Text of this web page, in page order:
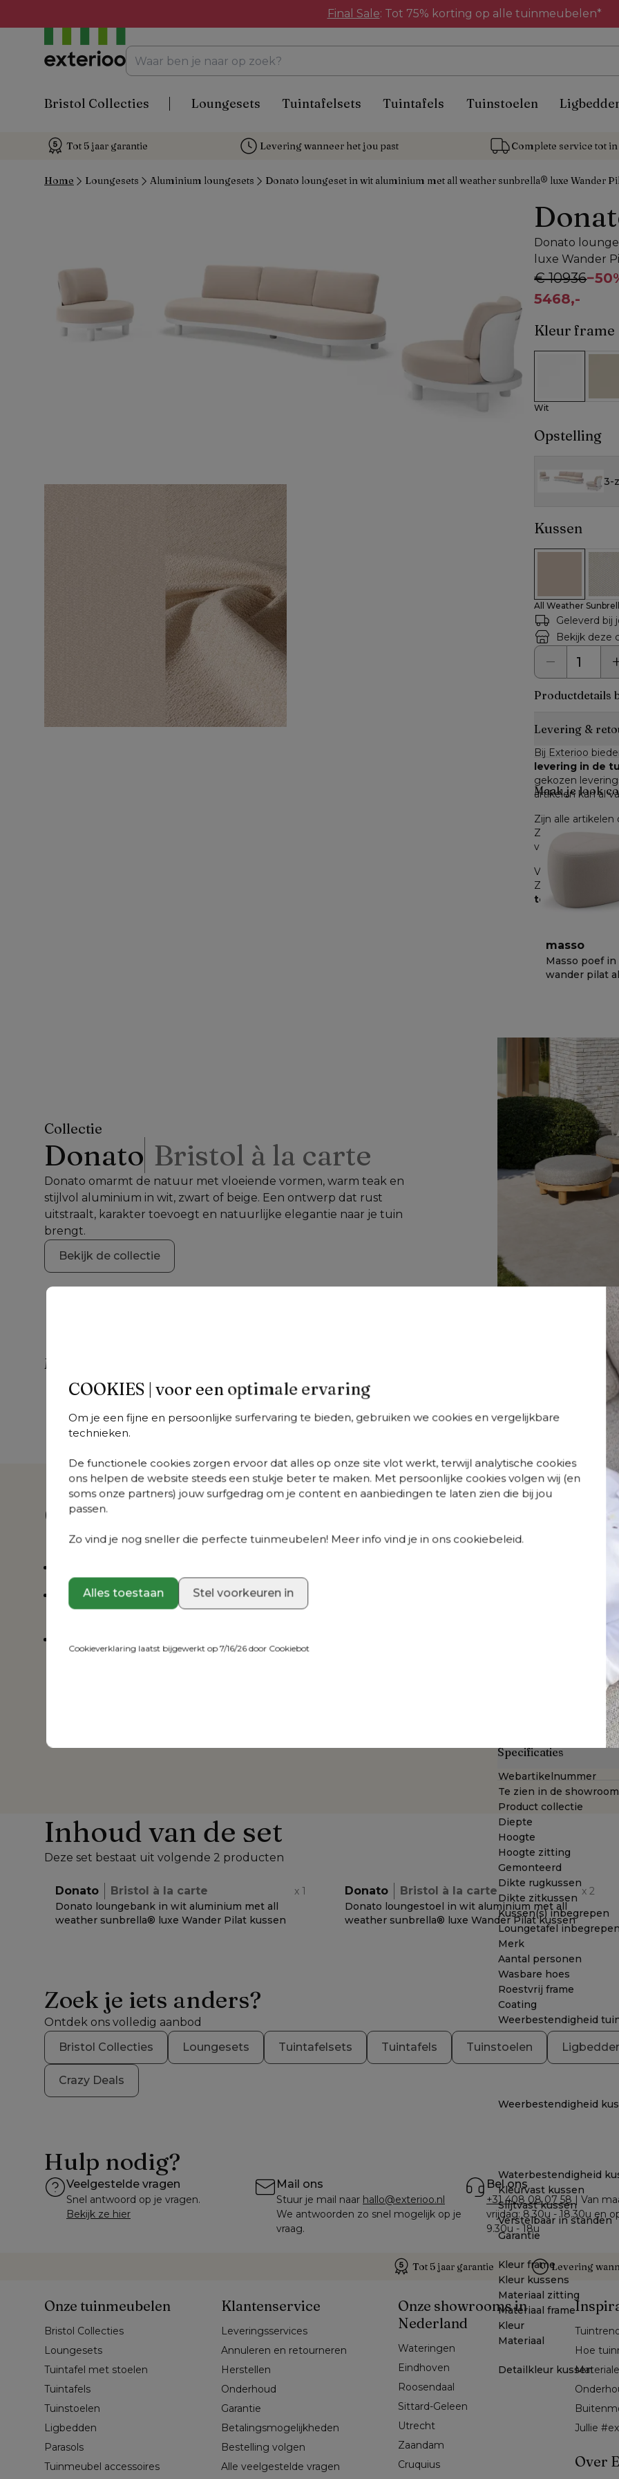
COOKIES | voor een optimale ervaring
Om je een fijne en persoonlijke surfervaring te bieden, gebruiken we cookies en vergelijkbare
technieken.
De functionele cookies zorgen ervoor dat alles op onze site vlot werkt, terwijl analytische cookies
ons helpen de website steeds een stukje beter te maken. Met persoonlijke cookies volgen wij (en
soms onze partners) jouw surfgedrag om je content en aanbiedingen te laten zien die bij jou
passen.
Zo vind je nog sneller die perfecte tuinmeubelen! Meer info vind je in ons cookiebeleid.
Alles toestaan Stel voorkeuren in
Cookieverklaring laatst bijgewerkt op 7/16/26 door Cookiebot
Final Sale: Tot 75% korting op alle tuinmeubelen*
Bristol Collecties Loungesets Tuintafelsets Tuintafels Tuinstoelen
Tot 5 jaar garantie Levering wanneer het jou past Complete service tot
Home Loungesets Aluminium loungesets Donato loungeset in wit aluminium met all weather sunbrella® luxe Wander
Donato
luxe Wander
€ 10936−
5468,-
Kleur frame
Wit
Opstelling
3-
Kussen
All Weather
All
All Weather
Geleverd bij
Bekijk deze
Productdetails
Levering &
Bij Exterioo
levering in de
gekozen
artikelen kan al
Zijn alle artikelen
Zijn niet alle
verwachte
Voor producten
Zodra je dit hebt
terug te sturen.
Maak je look
masso
Masso poef in
wander pilat
Collectie
Donato Bristol à la carte
Donato omarmt de natuur met vloeiende vormen, warm teak en
stijlvol aluminium in wit, zwart of beige. Een ontwerp dat rust
uitstraalt, karakter toevoegt en natuurlijke elegantie naar je tuin
brengt.
Bekijk de collectie
Meer uit deze collectie
Donato
varianten
Donato
loungehoek in wit
weather
sunbrella® luxe
Chartres Sooty
kussen
Donato
varianten
marble all weather
sunbrella® luxe
kussen
Donato
+ varianten
Donato
chartres pewter all
weather
sunbrella® luxe
+ varianten
Donato tuinstoel in
+ varianten
loungebank in
aluminium met
marbella beige all
weather cosytica
kussen
Over dit product
Weerbestendige kussens, verkrijgbaar in verschillende kleuren en
motieven
Sunbrella luxe kussens
Perfectie schuilt in
speelse, organische
gemaakt van
kussens zijn uniek en
Sunbrella® Luxe is een
enkel waterafstotend is
De Sunbrella® Luxe
buiten blijven en toont
gekleurde acrylvezel.
gecombineerd met
met open
hebben een rits en zijn
verschillende kleuren
sierkussens, etc. Bij
Specificaties
Webartikelnummer
Te zien in de showroom
Product collectie
Diepte
Hoogte
Hoogte zitting
Gemonteerd
Dikte rugkussen
Dikte zitkussen
Kussen(s) inbegrepen
Loungetafel inbegrepen
Merk
Aantal personen
Wasbare hoes
Roestvrij frame
Coating
Weerbestendigheid
Weerbestendigheid
Waterbestendigheid
Kleurvast kussen
Slijtvast kussen
Verstelbaar in standen
Garantie
Kleur frame
Kleur kussens
Materiaal zitting
Materiaal frame
Kleur
Materiaal
Detailkleur kussen
Inhoud van de set
Deze set bestaat uit volgende 2 producten
Donato Bristol à la carte x 1
Donato loungebank in wit aluminium met all
weather sunbrella® luxe Wander Pilat kussen
Donato Bristol à la carte x2
Donato loungestoel in wit aluminium met all
weather sunbrella® luxe Wander Pilat kussen
Zoek je iets anders?
Ontdek ons volledig aanbod
Bristol Collecties
Loungesets Tuintafelsets Tuintafels Tuinstoelen
Crazy Deals
Hulp nodig?
Veelgestelde vragen
Snel antwoord op je vragen.
Bekijk ze hier
Mail ons
Stuur je mail naar hallo@exterioo.nl
We antwoorden zo snel mogelijk op je
vraag.
Bel ons
+31 408 08 07 58 | Van
vrijdag: 8.30u - 18.30u en
9.30u - 18u
Tot 5 jaar garantie Levering
Onze tuinmeubelen
Bristol Collecties
Loungesets
Tuintafel met stoelen
Tuintafels
Tuinstoelen
Ligbedden
Parasols
Tuinmeubel accessoires
Klantenservice
Leveringsservices
Annuleren en retourneren
Herstellen
Onderhoud
Garantie
Betalingsmogelijkheden
Bestelling volgen
Alle veelgestelde vragen
Onze showrooms in
Nederland
Wateringen
Eindhoven
Roosendaal
Sittard-Geleen
Utrecht
Zaandam
Cruquius
Hoe
Jullie
Over